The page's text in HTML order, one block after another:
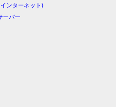
ンターネット)
ーバー